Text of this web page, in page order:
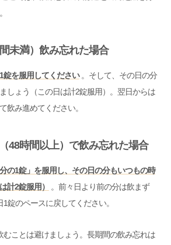
未満）飲み忘れた場合
錠を服用してください。そして、その日の分
しょう（この日は計2錠服用）。翌日からは
飲み進めてください。
48時間以上）で飲み忘れた場合
の1錠」を服用し、その日の分もいつもの時
計2錠服用）
。前々日より前の分は飲まず
錠のペースに戻してください。
むことは避けましょう。長期間の飲み忘れは